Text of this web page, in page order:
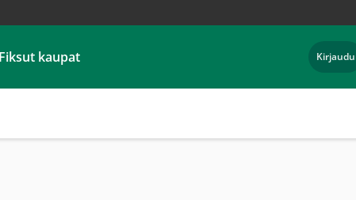
Fiksut kaupat Kirjaudu